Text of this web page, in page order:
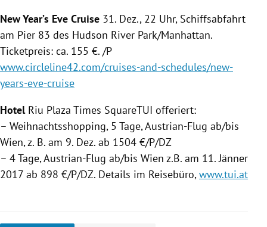
New Year’s Eve Cruise 31. Dez., 22 Uhr, Schiffsabfahrt
am Pier 83 des Hudson River Park/Manhattan.
Ticketpreis: ca. 155 €. /P
www.circleline42.com/cruises-and-schedules/new-
years-eve-cruise
Hotel Riu Plaza Times SquareTUI offeriert:
– Weihnachtsshopping, 5 Tage, Austrian-Flug ab/bis
Wien, z. B. am 9. Dez. ab 1504 €/P/DZ
– 4 Tage, Austrian-Flug ab/bis Wien z.B. am 11. Jänner
2017 ab 898 €/P/DZ. Details im Reisebüro,www.tui.at